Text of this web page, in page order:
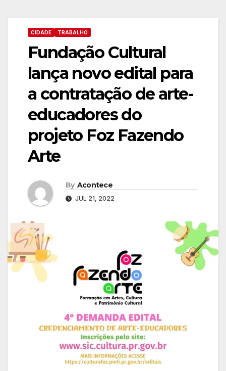
CIDADE TRABALHO
Fundação Cultural
lança novo edital para
a contratação de arte-
educadores do
projeto Foz Fazendo
Arte
By Acontece
JUL 21, 2022